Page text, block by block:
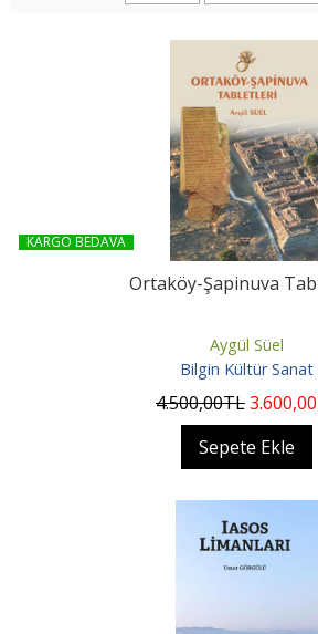
KARGO BEDAVA
Ortaköy-Şapinuva
Aygül Süel
Bilgin Kültür Sanat
4.500,00TL3.600,00
Sepete Ekle